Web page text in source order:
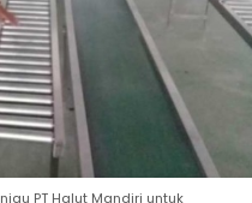
PT Halut Mandiri untuk